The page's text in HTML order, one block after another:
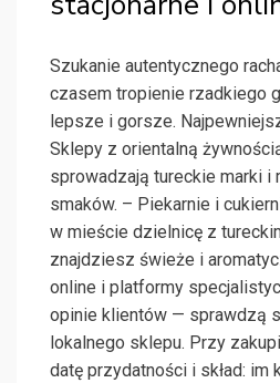
Szukanie autentycznego
czasem tropienie rzadkiego
lepsze i gorsze.
Sklepy z orientalną
sprowadzają tureckie marki i
smaków. – Piekarnie i
w mieście dzielnicę z
znajdziesz świeże i
online i platformy
opinie klientów — sprawdzą
lokalnego sklepu. Przy
datę przydatności i skład: im